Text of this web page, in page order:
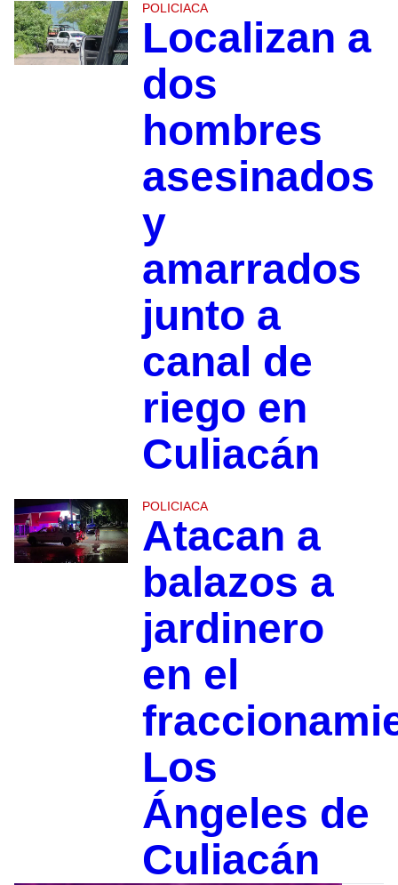
POLICIACA
Localizan a
dos
hombres
asesinados
y
amarrados
junto a
canal de
riego en
Culiacán
POLICIACA
Atacan a
balazos a
jardinero
en el
Los
Ángeles de
Culiacán